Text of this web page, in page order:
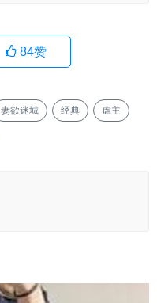
84赞
妻欲迷城 经典 虐主